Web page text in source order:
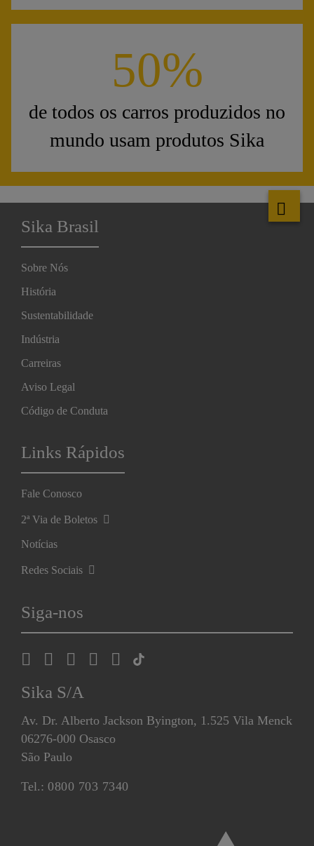
50%
de todos os carros produzidos no
mundo usam produtos Sika
Sika Brasil
Sobre Nós
História
Sustentabilidade
Indústria
Carreiras
Aviso Legal
Código de Conduta
Links Rápidos
Fale Conosco
2ª Via de Boletos
Notícias
Redes Sociais
Siga-nos
Sika S/A
Av. Dr. Alberto Jackson Byington, 1.525 Vila Menck
06276-000 Osasco
São Paulo
Tel.: 0800 703 7340